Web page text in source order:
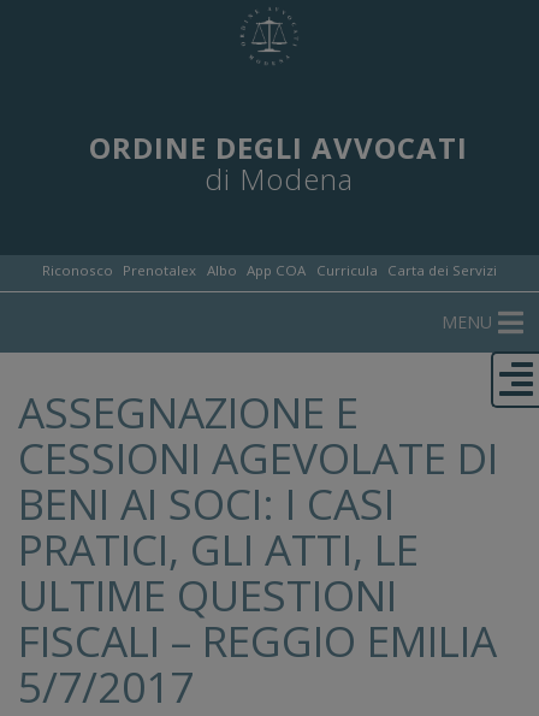
ORDINE DEGLI AVVOCATI
di Modena
Riconosco Prenotalex Albo App COA Curricula Carta dei Servizi
MENU
ASSEGNAZIONE E
CESSIONI AGEVOLATE DI
BENI AI SOCI: I CASI
PRATICI, GLI ATTI, LE
ULTIME QUESTIONI
FISCALI – REGGIO EMILIA
5/7/2017